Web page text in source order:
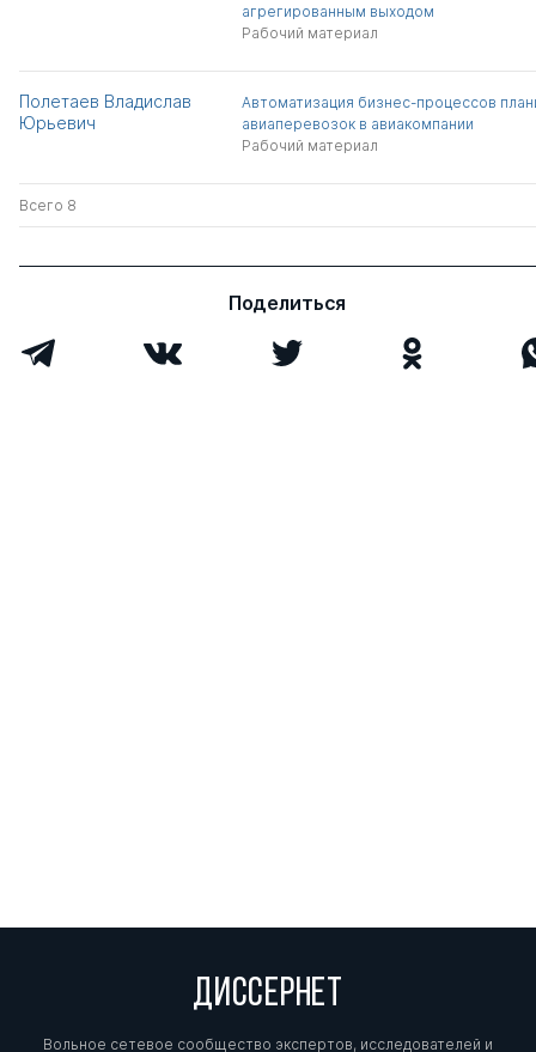
агрегированным выходом
Рабочий материал
Полетаев Владислав
Юрьевич
Автоматизация бизнес-процессов
авиаперевозок в авиакомпании
Рабочий материал
Всего 8
Поделиться
ДИССЕРНЕТ
Вольное сетевое сообщество экспертов, исследователей и